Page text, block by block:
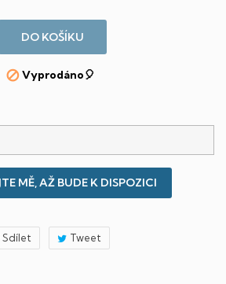
DO KOŠÍKU
Vyprodáno🎈
MĚ, AŽ BUDE K DISPOZICI
Sdílet Tweet